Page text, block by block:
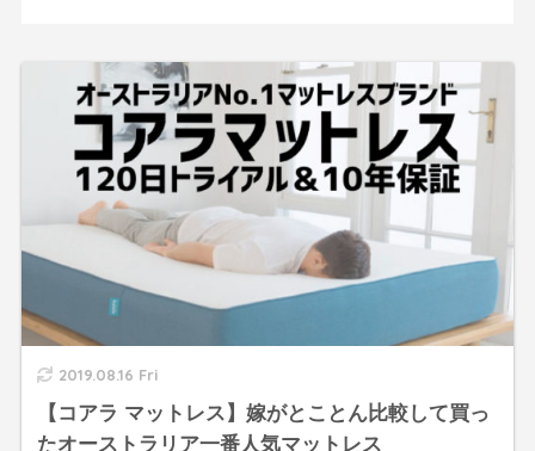
2019.08.16 Fri
【コアラ マットレス】嫁がとことん比較して買っ
たオーストラリア一番人気マットレス